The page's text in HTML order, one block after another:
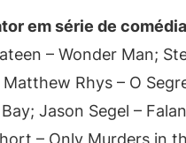
em série de
– Wonder Man;
Rhys – O
Bay; Jason Segel –
– Only Murders in